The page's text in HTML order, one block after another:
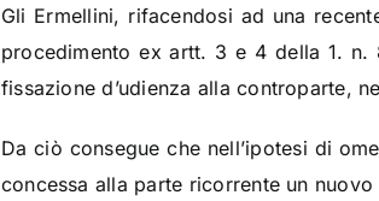
Gli Ermellini, rifacendosi ad una
procedimento ex artt. 3 e 4 della 1.
fissazione d’udienza alla controparte,
Da ciò consegue che nell’ipotesi di
concessa alla parte ricorrente un